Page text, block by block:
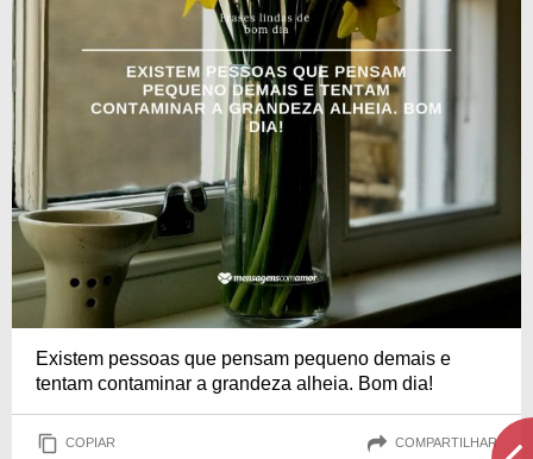
Existem pessoas que pensam pequeno demais e
tentam contaminar a grandeza alheia. Bom dia!
COPIAR COMPARTILHAR